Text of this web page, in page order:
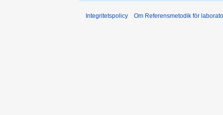
Integritetspolicy Om Referensmetodik för